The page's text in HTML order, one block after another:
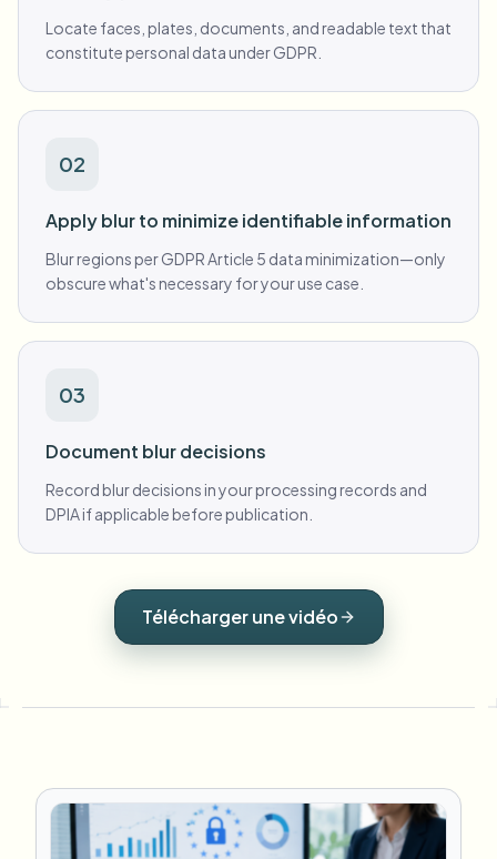
Locate faces, plates, documents, and readable text that
constitute personal data under GDPR.
02
Apply blur to minimize identifiable information
Blur regions per GDPR Article 5 data minimization—only
obscure what's necessary for your use case.
03
Document blur decisions
Record blur decisions in your processing records and
DPIA if applicable before publication.
Télécharger une vidéo